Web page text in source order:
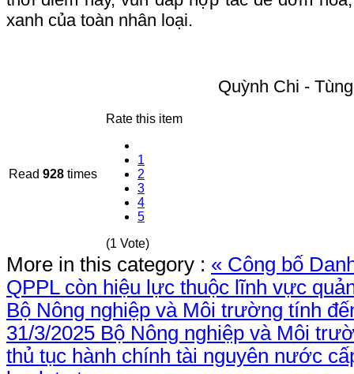
xanh của toàn nhân loại.
Quỳnh Chi -
Read 928 times
Rate this item
1
2
3
4
5
(1 Vote)
More in this category : « Công bố
QPPL còn hiệu lực thuộc lĩnh vực
Bộ Nông nghiệp và Môi trường tính
31/3/2025 Bộ Nông nghiệp và Môi
thủ tục hành chính tài nguyên nước